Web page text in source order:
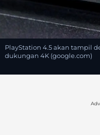
PlayStation 4.5 akan tampil
dukungan 4K (google.com)